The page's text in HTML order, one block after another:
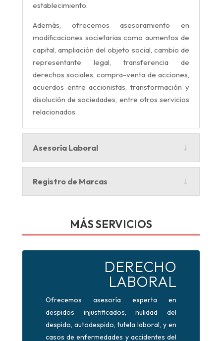
establecimiento.
Además, ofrecemos asesoramiento en
modificaciones societarias como aumentos de
capital, ampliación del objeto social, cambio de
representante legal, transferencia de
derechos sociales, compra-venta de acciones,
acuerdos entre accionistas, transformación y
disolución de sociedades, entre otros servicios
relacionados.
Asesoría Laboral
Registro de Marcas
MÁS SERVICIOS
DERECHO
LABORAL
Ofrecemos asesoría experta en
despidos injustificados, nulidad del
despido, autodespido, tutela laboral, y en
casos de enfermedades y accidentes del